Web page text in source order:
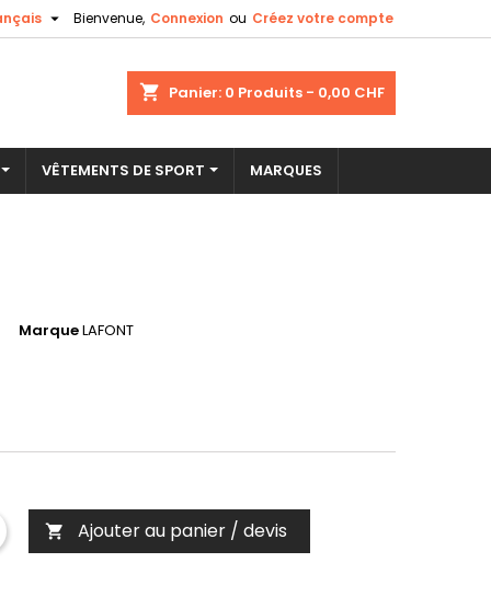
Bienvenue, Connexion ou Créez votre compte

shopping_cart Panier: 0 Produits - 0,00 CHF
VÊTEMENTS DE SPORT MARQUES
MarqueLAFONT
 Ajouter au panier / devis